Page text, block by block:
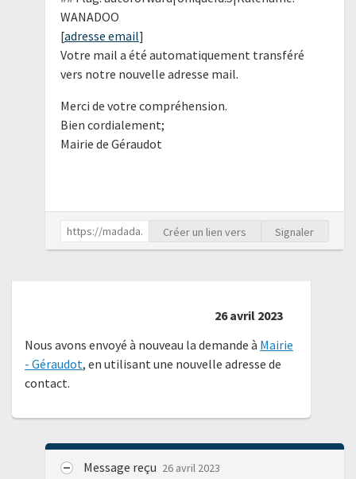
WANADOO
[adresse email]
Votre mail a été automatiquement transféré
vers notre nouvelle adresse mail.
Merci de votre compréhension.
Bien cordialement;
Mairie de Géraudot
Créer un lien vers Signaler
26 avril 2023
Nous avons envoyé à nouveau la demande à Mairie
- Géraudot, en utilisant une nouvelle adresse de
contact.
Message reçu 26 avril 2023